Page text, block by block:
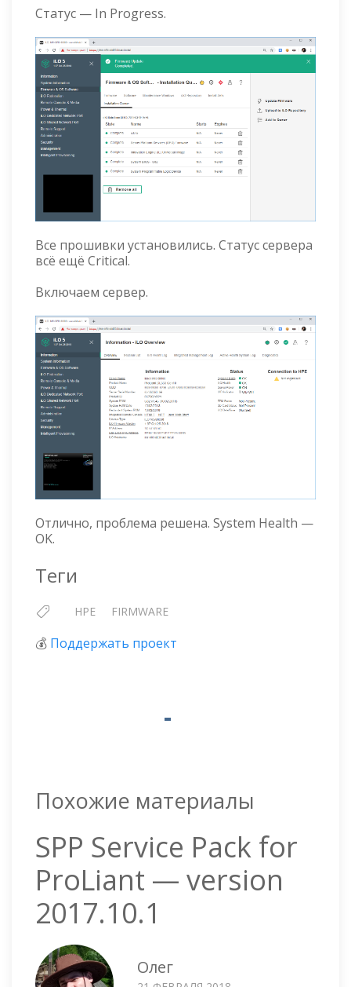
Статус — In Progress.
Все прошивки установились. Статус сервера
всё ещё Critical.
Включаем сервер.
Отлично, проблема решена. System Health —
OK.
Теги
HPE FIRMWARE
💰 Поддержать проект
Похожие материалы
SPP Service Pack for
ProLiant — version
2017.10.1
Олег